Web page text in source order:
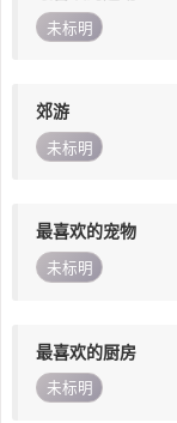
未标明
郊游
未标明
最喜欢的宠物
未标明
最喜欢的厨房
未标明